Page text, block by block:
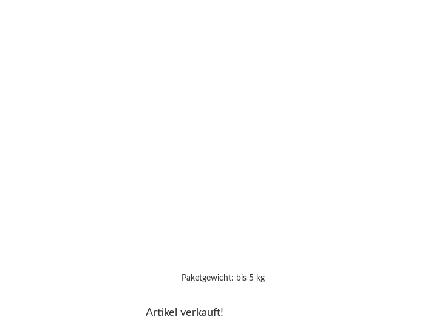
Paketgewicht: bis 5 kg
Artikel verkauft!